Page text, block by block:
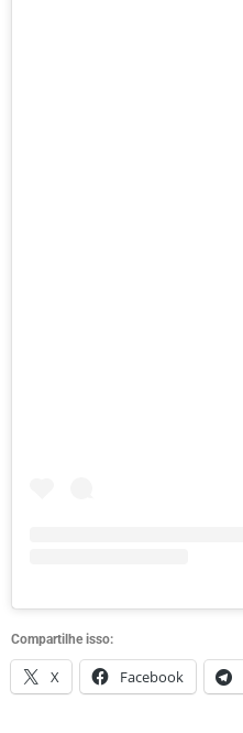
Compartilhe isso:
X Facebook